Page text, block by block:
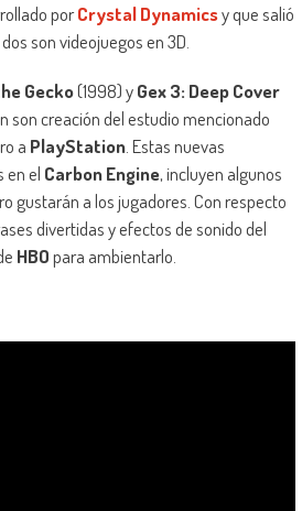
porCrystal Dynamicsy que salió
dos son videojuegos en 3D.
Gecko(1998) yGex 3: Deep Cover
son creación del estudio mencionado
a PlayStation. Estas nuevas
en el Carbon Engine, incluyen algunos
gustarán a los jugadores. Con respecto
divertidas y efectos de sonido del
HBOpara ambientarlo.